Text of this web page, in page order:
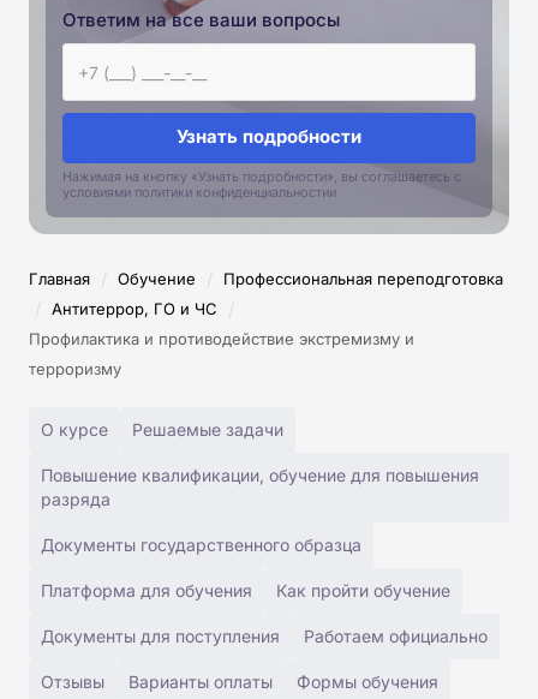
Ответим на все ваши вопросы
Узнать подробности
Нажимая на кнопку «Узнать подробности», вы соглашаетесь с
условиями политики конфиденциальностии
Главная / Обучение / Профессиональная переподготовка
/ Антитеррор, ГО и ЧС /
Профилактика и противодействие экстремизму и
терроризму
О курсе Решаемые задачи
Повышение квалификации, обучение для повышения
разряда
Документы государственного образца
Платформа для обучения Как пройти обучение
Документы для поступления Работаем официально
Отзывы Варианты оплаты Формы обучения